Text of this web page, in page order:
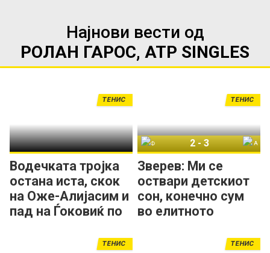
Најнови вести од
РОЛАН ГАРОС, ATP SINGLES
Водечката тројка
остана иста, скок
на Оже-Алијасим и
пад на Ѓоковиќ по
ТЕНИС
Зверев: Ми се
оствари детскиот
сон, конечно сум
во елитното
ТЕНИС
2 -3
ТЕНИС ТЕНИС